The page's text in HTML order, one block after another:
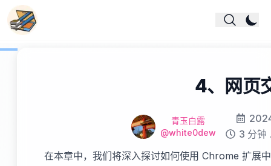
4、网页
作者 Name
青玉白露
Github
@white0dew
Modified
Reading
3 分钟
在本章中，我们将深入探讨如何使用 Chrome 扩展